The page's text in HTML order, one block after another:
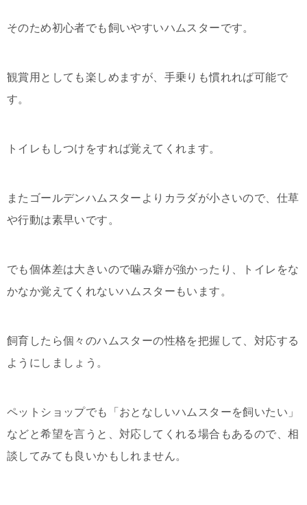
そのため初心者でも飼いやすいハムスターです。
観賞用としても楽しめますが、手乗りも慣れれば可能で
す。
トイレもしつけをすれば覚えてくれます。
またゴールデンハムスターよりカラダが小さいので、仕草
や行動は素早いです。
でも個体差は大きいので噛み癖が強かったり、トイレをな
かなか覚えてくれないハムスターもいます。
飼育したら個々のハムスターの性格を把握して、対応する
ようにしましょう。
ペットショップでも「おとなしいハムスターを飼いたい」
などと希望を言うと、対応してくれる場合もあるので、相
談してみても良いかもしれません。